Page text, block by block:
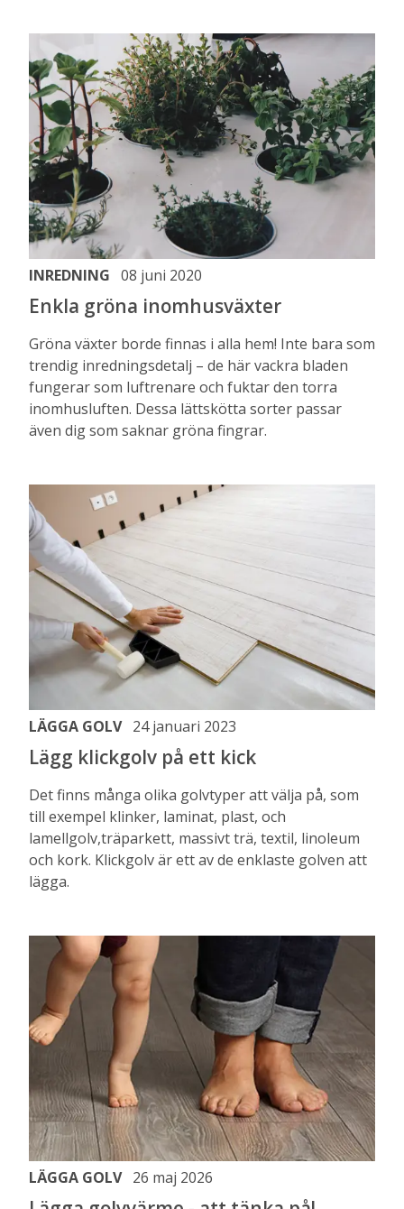
INREDNING 08 juni 2020
Enkla gröna inomhusväxter
Gröna växter borde finnas i alla hem! Inte bara som
trendig inredningsdetalj – de här vackra bladen
fungerar som luftrenare och fuktar den torra
inomhusluften. Dessa lättskötta sorter passar
även dig som saknar gröna fingrar.
LÄGGA GOLV 24 januari 2023
Lägg klickgolv på ett kick
Det finns många olika golvtyper att välja på, som
till exempel klinker, laminat, plast, och
lamellgolv,träparkett, massivt trä, textil, linoleum
och kork. Klickgolv är ett av de enklaste golven att
lägga.
LÄGGA GOLV 26 maj 2026